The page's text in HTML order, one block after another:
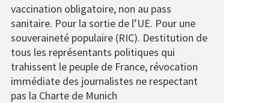
vaccination obligatoire, non au pass
sanitaire. Pour la sortie de l’UE. Pour une
souveraineté populaire (RIC). Destitution de
tous les représentants politiques qui
trahissent le peuple de France, révocation
immédiate des journalistes ne respectant
pas la Charte de Munich